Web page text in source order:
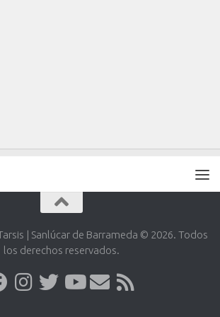
| Sanlúcar de Barrameda © 2026. Todos
los derechos reservados.